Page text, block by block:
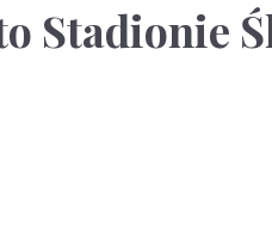
Stadionie